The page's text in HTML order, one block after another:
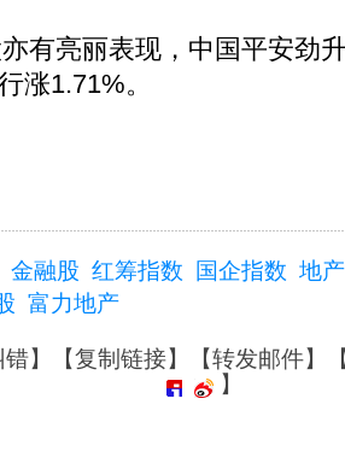
亮丽表现，中国平安劲
涨1.71%。
金融股 红筹指数 国企指数 地
富力地产
错】【复制链接】【转发邮件】
】